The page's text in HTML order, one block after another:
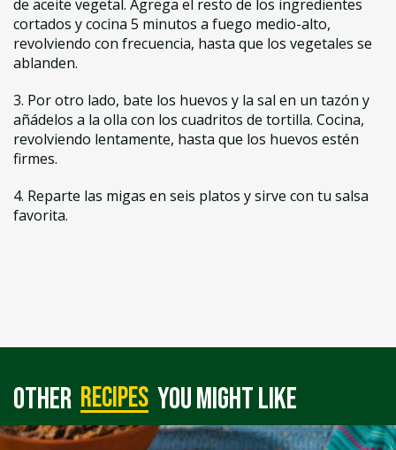
de aceite vegetal. Agrega el resto de los ingredientes
cortados y cocina 5 minutos a fuego medio-alto,
revolviendo con frecuencia, hasta que los vegetales se
ablanden.
3. Por otro lado, bate los huevos y la sal en un tazón y
añádelos a la olla con los cuadritos de tortilla. Cocina,
revolviendo lentamente, hasta que los huevos estén
firmes.
4. Reparte las migas en seis platos y sirve con tu salsa
favorita.
Other recipes you might like